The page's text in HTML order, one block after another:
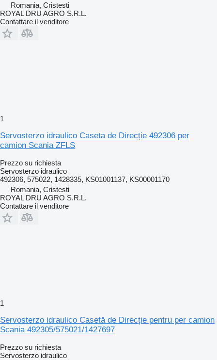
Romania, Cristesti
ROYAL DRU AGRO S.R.L.
Contattare il venditore
1
Servosterzo idraulico Caseta de Direcție 492306 per
camion Scania ZFLS
Prezzo su richiesta
Servosterzo idraulico
492306, 575022, 1428335, KS01001137, KS00001170
Romania, Cristesti
ROYAL DRU AGRO S.R.L.
Contattare il venditore
1
Servosterzo idraulico Casetă de Direcție pentru per camion
Scania 492305/575021/1427697
Prezzo su richiesta
Servosterzo idraulico